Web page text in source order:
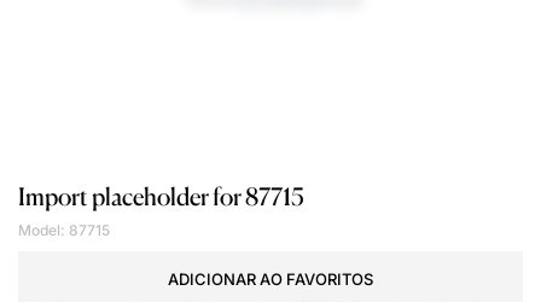
Import placeholder for 87715
Model: 87715
ADICIONAR AO FAVORITOS